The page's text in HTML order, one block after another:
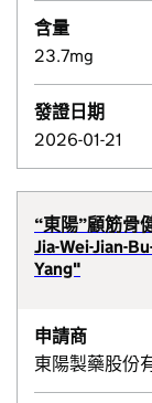
含量
23.7mg
發證日期
2026-01-21
“東陽”顧筋骨
Jia-Wei-Jian-
Yang"
申請商
東陽製藥股份